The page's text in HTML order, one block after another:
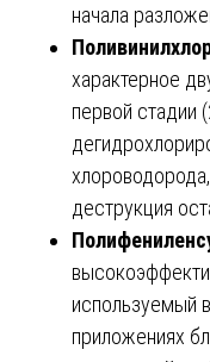
начала
характерное
первой стадии
деструкция
используемый
приложениях